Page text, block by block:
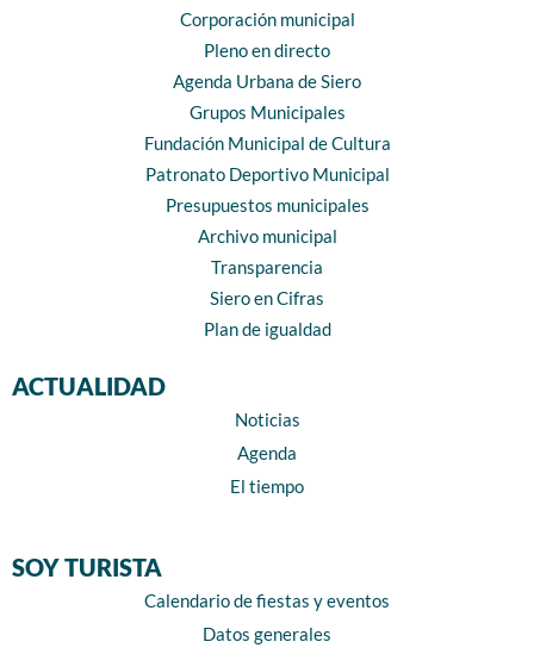
Corporación municipal
Pleno en directo
Agenda Urbana de Siero
Grupos Municipales
Fundación Municipal de Cultura
Patronato Deportivo Municipal
Presupuestos municipales
Archivo municipal
Transparencia
Siero en Cifras
Plan de igualdad
ACTUALIDAD
Noticias
Agenda
El tiempo
SOY TURISTA
Calendario de fiestas y eventos
Datos generales